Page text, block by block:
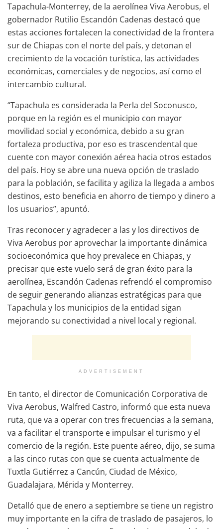
Tapachula-Monterrey, de la aerolínea Viva Aerobus, el
gobernador Rutilio Escandón Cadenas destacó que
estas acciones fortalecen la conectividad de la frontera
sur de Chiapas con el norte del país, y detonan el
crecimiento de la vocación turística, las actividades
económicas, comerciales y de negocios, así como el
intercambio cultural.
“Tapachula es considerada la Perla del Soconusco,
porque en la región es el municipio con mayor
movilidad social y económica, debido a su gran
fortaleza productiva, por eso es trascendental que
cuente con mayor conexión aérea hacia otros estados
del país. Hoy se abre una nueva opción de traslado
para la población, se facilita y agiliza la llegada a ambos
destinos, esto beneficia en ahorro de tiempo y dinero a
los usuarios”, apuntó.
Tras reconocer y agradecer a las y los directivos de
Viva Aerobus por aprovechar la importante dinámica
socioeconómica que hoy prevalece en Chiapas, y
precisar que este vuelo será de gran éxito para la
aerolínea, Escandón Cadenas refrendó el compromiso
de seguir generando alianzas estratégicas para que
Tapachula y los municipios de la entidad sigan
mejorando su conectividad a nivel local y regional.
ADVERTISEMENT
En tanto, el director de Comunicación Corporativa de
Viva Aerobus, Walfred Castro, informó que esta nueva
ruta, que va a operar con tres frecuencias a la semana,
va a facilitar el transporte e impulsar el turismo y el
comercio de la región. Este puente aéreo, dijo, se suma
a las cinco rutas con que se cuenta actualmente de
Tuxtla Gutiérrez a Cancún, Ciudad de México,
Guadalajara, Mérida y Monterrey.
Detalló que de enero a septiembre se tiene un registro
muy importante en la cifra de traslado de pasajeros, lo